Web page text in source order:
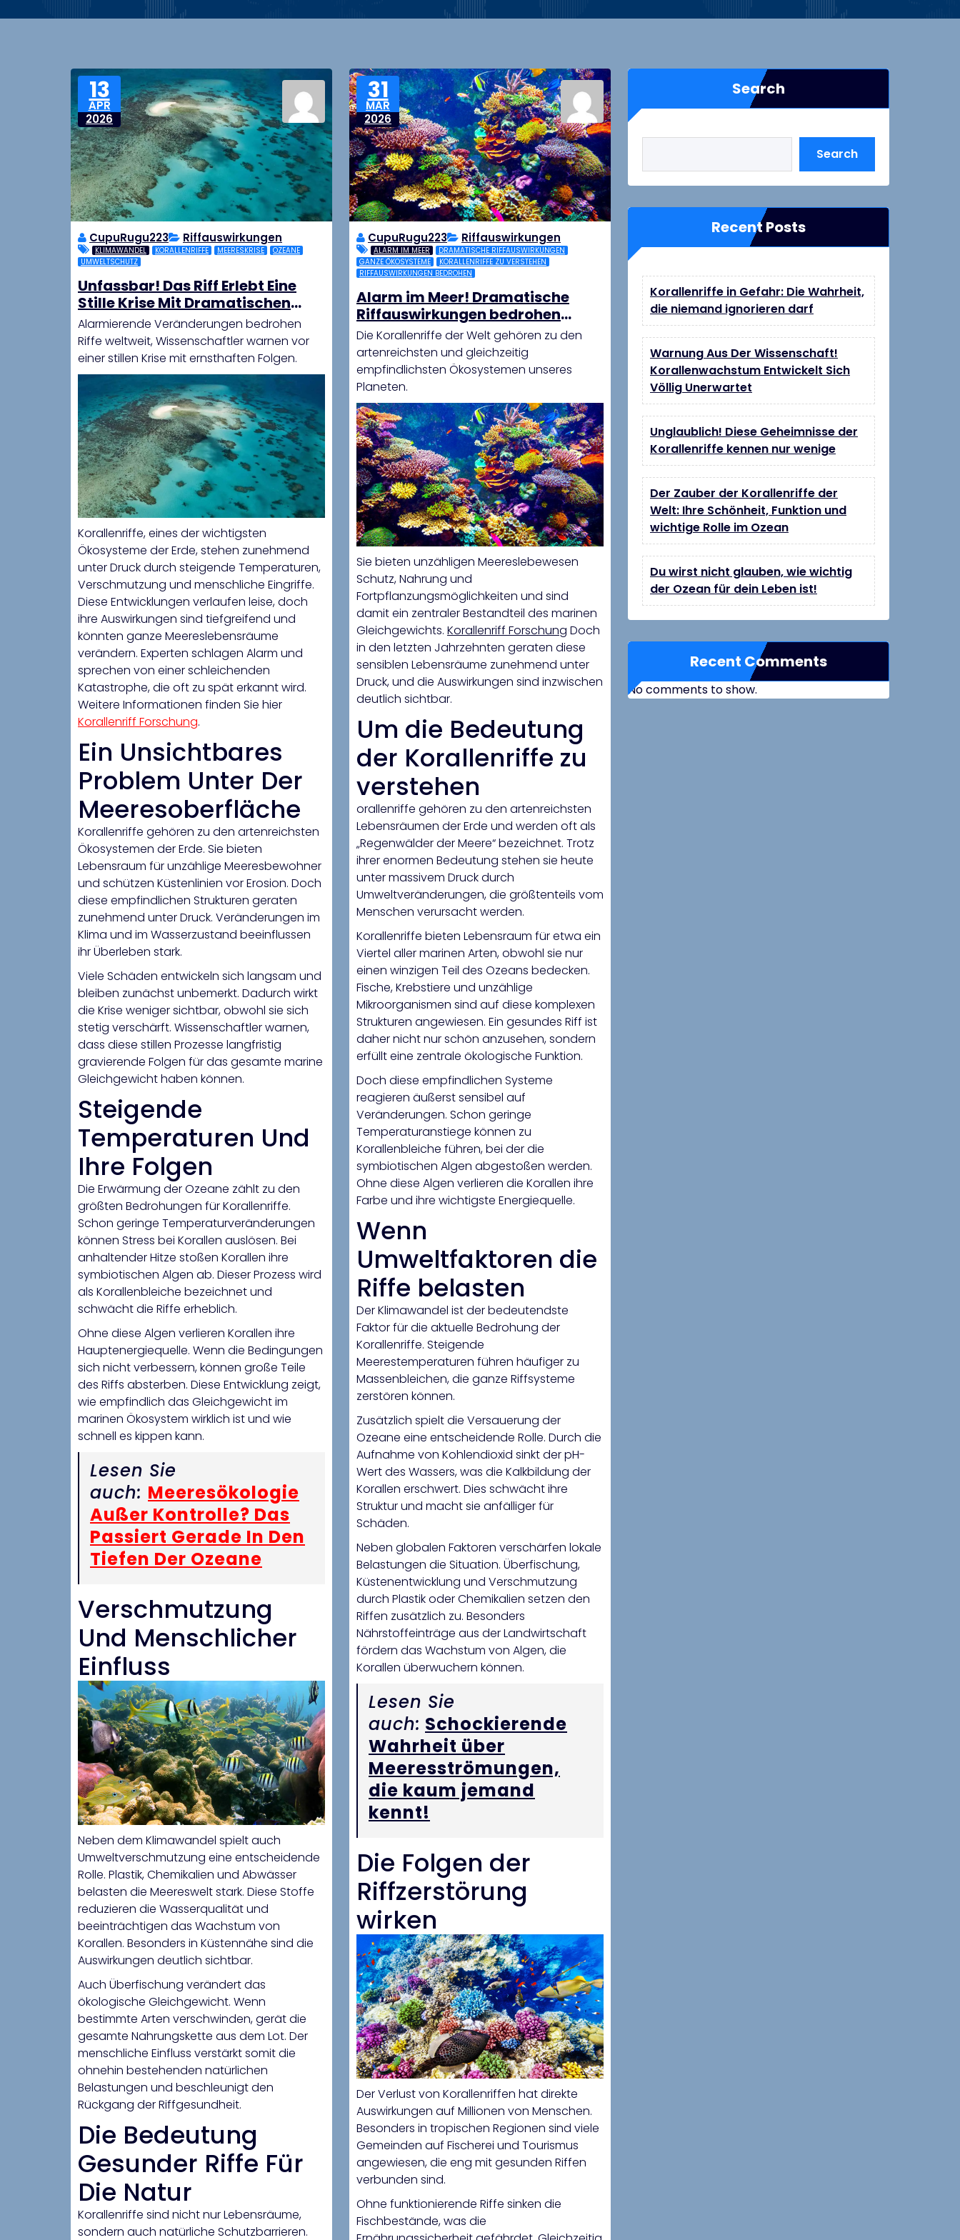
13
APR
2026
CupuRugu223 Riffauswirkungen
KLIMAWANDEL KORALLENRIFFE MEERESKRISE
OZEANE
UMWELTSCHUTZ
Unfassbar! Das Riff Erlebt Eine
Stille Krise Mit Dramatischen
Folgen
Alarmierende Veränderungen bedrohen
Riffe weltweit, Wissenschaftler warnen vor
einer stillen Krise mit ernsthaften Folgen.
Korallenriffe, eines der wichtigsten
Ökosysteme der Erde, stehen zunehmend
unter Druck durch steigende Temperaturen,
Verschmutzung und menschliche Eingriffe.
Diese Entwicklungen verlaufen leise, doch
ihre Auswirkungen sind tiefgreifend und
könnten ganze Meereslebensräume
verändern. Experten schlagen Alarm und
sprechen von einer schleichenden
Katastrophe, die oft zu spät erkannt wird.
Weitere Informationen finden Sie hier
Korallenriff Forschung.
Ein Unsichtbares
Problem Unter Der
Meeresoberfläche
Korallenriffe gehören zu den artenreichsten
Ökosystemen der Erde. Sie bieten
Lebensraum für unzählige Meeresbewohner
und schützen Küstenlinien vor Erosion. Doch
diese empfindlichen Strukturen geraten
zunehmend unter Druck. Veränderungen im
Klima und im Wasserzustand beeinflussen
ihr Überleben stark.
Viele Schäden entwickeln sich langsam und
bleiben zunächst unbemerkt. Dadurch wirkt
die Krise weniger sichtbar, obwohl sie sich
stetig verschärft. Wissenschaftler warnen,
dass diese stillen Prozesse langfristig
gravierende Folgen für das gesamte marine
Gleichgewicht haben können.
Steigende
Temperaturen Und
Ihre Folgen
Die Erwärmung der Ozeane zählt zu den
größten Bedrohungen für Korallenriffe.
Schon geringe Temperaturveränderungen
können Stress bei Korallen auslösen. Bei
anhaltender Hitze stoßen Korallen ihre
symbiotischen Algen ab. Dieser Prozess wird
als Korallenbleiche bezeichnet und
schwächt die Riffe erheblich.
Ohne diese Algen verlieren Korallen ihre
Hauptenergiequelle. Wenn die Bedingungen
sich nicht verbessern, können große Teile
des Riffs absterben. Diese Entwicklung zeigt,
wie empfindlich das Gleichgewicht im
marinen Ökosystem wirklich ist und wie
schnell es kippen kann.
Lesen Sie
auch: Meeresökologie
Außer Kontrolle? Das
Passiert Gerade In Den
Tiefen Der Ozeane
Verschmutzung
Und Menschlicher
Einfluss
Neben dem Klimawandel spielt auch
Umweltverschmutzung eine entscheidende
Rolle. Plastik, Chemikalien und Abwässer
belasten die Meereswelt stark. Diese Stoffe
reduzieren die Wasserqualität und
beeinträchtigen das Wachstum von
Korallen. Besonders in Küstennähe sind die
Auswirkungen deutlich sichtbar.
Auch Überfischung verändert das
ökologische Gleichgewicht. Wenn
bestimmte Arten verschwinden, gerät die
gesamte Nahrungskette aus dem Lot. Der
menschliche Einfluss verstärkt somit die
ohnehin bestehenden natürlichen
Belastungen und beschleunigt den
Rückgang der Riffgesundheit.
Die Bedeutung
Gesunder Riffe Für
Die Natur
Korallenriffe sind nicht nur Lebensräume,
sondern auch natürliche Schutzbarrieren.
31
MAR
2026
CupuRugu223 Riffauswirkungen
ALARM IM MEER
DRAMATISCHE RIFFAUSWIRKUNGEN
GANZE ÖKOSYSTEME
KORALLENRIFFE ZU VERSTEHEN
RIFFAUSWIRKUNGEN BEDROHEN
Alarm im Meer! Dramatische
Riffauswirkungen bedrohen
ganze Ökosysteme
Die Korallenriffe der Welt gehören zu den
artenreichsten und gleichzeitig
empfindlichsten Ökosystemen unseres
Planeten.
Sie bieten unzähligen Meereslebewesen
Schutz, Nahrung und
Fortpflanzungsmöglichkeiten und sind
damit ein zentraler Bestandteil des marinen
Gleichgewichts. Korallenriff Forschung Doch
in den letzten Jahrzehnten geraten diese
sensiblen Lebensräume zunehmend unter
Druck, und die Auswirkungen sind inzwischen
deutlich sichtbar.
Um die Bedeutung
der Korallenriffe zu
verstehen
orallenriffe gehören zu den artenreichsten
Lebensräumen der Erde und werden oft als
„Regenwälder der Meere“ bezeichnet. Trotz
ihrer enormen Bedeutung stehen sie heute
unter massivem Druck durch
Umweltveränderungen, die größtenteils vom
Menschen verursacht werden.
Korallenriffe bieten Lebensraum für etwa ein
Viertel aller marinen Arten, obwohl sie nur
einen winzigen Teil des Ozeans bedecken.
Fische, Krebstiere und unzählige
Mikroorganismen sind auf diese komplexen
Strukturen angewiesen. Ein gesundes Riff ist
daher nicht nur schön anzusehen, sondern
erfüllt eine zentrale ökologische Funktion.
Doch diese empfindlichen Systeme
reagieren äußerst sensibel auf
Veränderungen. Schon geringe
Temperaturanstiege können zu
Korallenbleiche führen, bei der die
symbiotischen Algen abgestoßen werden.
Ohne diese Algen verlieren die Korallen ihre
Farbe und ihre wichtigste Energiequelle.
Wenn
Umweltfaktoren die
Riffe belasten
Der Klimawandel ist der bedeutendste
Faktor für die aktuelle Bedrohung der
Korallenriffe. Steigende
Meerestemperaturen führen häufiger zu
Massenbleichen, die ganze Riffsysteme
zerstören können.
Zusätzlich spielt die Versauerung der
Ozeane eine entscheidende Rolle. Durch die
Aufnahme von Kohlendioxid sinkt der pH-
Wert des Wassers, was die Kalkbildung der
Korallen erschwert. Dies schwächt ihre
Struktur und macht sie anfälliger für
Schäden.
Neben globalen Faktoren verschärfen lokale
Belastungen die Situation. Überfischung,
Küstenentwicklung und Verschmutzung
durch Plastik oder Chemikalien setzen den
Riffen zusätzlich zu. Besonders
Nährstoffeinträge aus der Landwirtschaft
fördern das Wachstum von Algen, die
Korallen überwuchern können.
Lesen Sie
auch: Schockierende
Wahrheit über
Meeresströmungen,
die kaum jemand
kennt!
Die Folgen der
Riffzerstörung
wirken
Der Verlust von Korallenriffen hat direkte
Auswirkungen auf Millionen von Menschen.
Besonders in tropischen Regionen sind viele
Gemeinden auf Fischerei und Tourismus
angewiesen, die eng mit gesunden Riffen
verbunden sind.
Ohne funktionierende Riffe sinken die
Fischbestände, was die
Search
Search
Recent Posts
Korallenriffe in Gefahr: Die Wahrheit,
die niemand ignorieren darf
Warnung Aus Der Wissenschaft!
Korallenwachstum Entwickelt Sich
Völlig Unerwartet
Unglaublich! Diese Geheimnisse der
Korallenriffe kennen nur wenige
Der Zauber der Korallenriffe der
Welt: Ihre Schönheit, Funktion und
wichtige Rolle im Ozean
Du wirst nicht glauben, wie wichtig
der Ozean für dein Leben ist!
Recent Comments
No comments to show.